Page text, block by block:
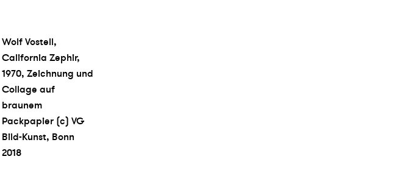
Wolf Vostell,
California Zephir,
1970, Zeichnung und
Collage auf
braunem
Packpapier (c) VG
Bild-Kunst, Bonn
2018